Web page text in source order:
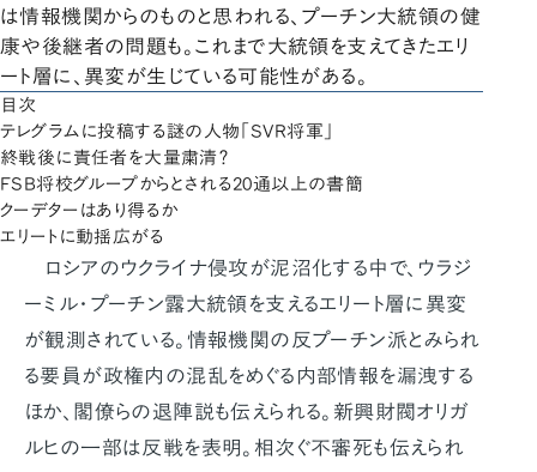
は情報機関からのものと思われる、プーチン大統領の健
康や後継者の問題も。これまで大統領を支えてきたエリ
ート層に、異変が生じている可能性がある。
目次
テレグラムに投稿する謎の人物「SVR将軍」
終戦後に責任者を大量粛清？
FSB将校グループからとされる20通以上の書簡
クーデターはあり得るか
エリートに動揺広がる
ロシアのウクライナ侵攻が泥沼化する中で、ウラジ
ーミル・プーチン露大統領を支えるエリート層に異変
が観測されている。情報機関の反プーチン派とみられ
る要員が政権内の混乱をめぐる内部情報を漏洩する
ほか、閣僚らの退陣説も伝えられる。新興財閥オリガ
ルヒの一部は反戦を表明。相次ぐ不審死も伝えられ